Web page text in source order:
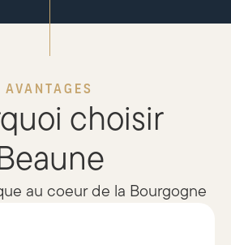
AVANTAGES
choisir
au coeur de la Bourgogne